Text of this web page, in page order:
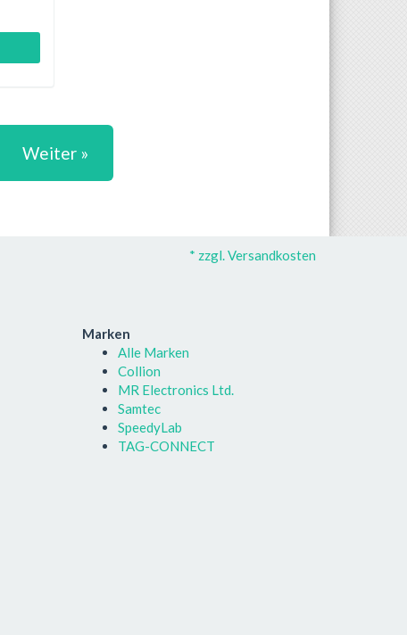
Weiter »
* zzgl. Versandkosten
Marken
Alle Marken
Collion
MR Electronics Ltd.
Samtec
SpeedyLab
TAG-CONNECT